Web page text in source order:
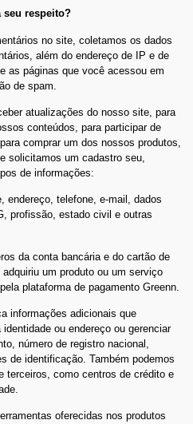
seu respeito?
no site, coletamos os dados
além do endereço de IP e de
as páginas que você acessou em
de spam.
atualizações do nosso site, para
conteúdos, para participar de
comprar um dos nossos produtos,
solicitamos um cadastro seu,
de informações:
endereço, telefone, e-mail, dados
profissão, estado civil e outras
da conta bancária e do cartão de
um produto ou um serviço
plataforma de pagamento Greenn.
informações adicionais que
ou endereço ou gerenciar
número de registro nacional,
de identificação. Também podemos
terceiros, como centros de crédito e
oferecidas nos produtos